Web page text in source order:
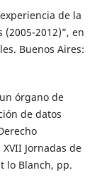
de la
2012)”, en
Buenos Aires:
órgano de
de datos
Jornadas de
lo Blanch, pp.